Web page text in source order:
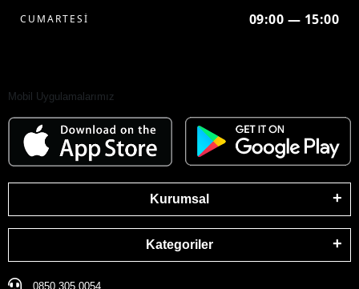
CUMARTESİ 09:00 — 15:00
Mobil Uygulamalarımız
Kurumsal
Kategoriler
0850 305 0054